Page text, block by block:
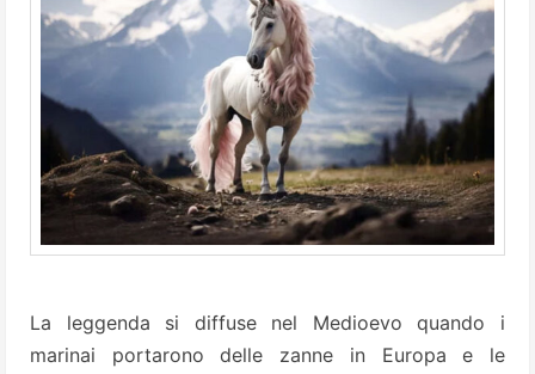
La leggenda si diffuse nel Medioevo quando i
marinai portarono delle zanne in Europa e le